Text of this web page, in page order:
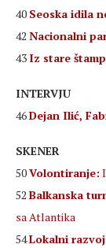
40 Seoska idila
42 Nacionalni
43 Iz stare
INTERVJU
46Dejan Ilić,
SKENER
50Volontiranje:
52 Balkanska
sa Atlantika
54Lokalni